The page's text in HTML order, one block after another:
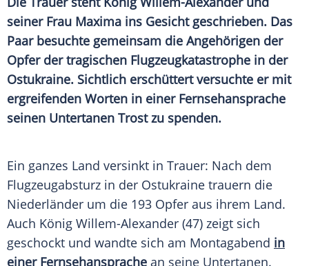
seiner Frau Maxima ins Gesicht geschrieben. Das
Paar besuchte gemeinsam die Angehörigen der
Opfer der tragischen Flugzeugkatastrophe in der
Ostukraine. Sichtlich erschüttert versuchte er mit
ergreifenden Worten in einer Fernsehansprache
seinen Untertanen Trost zu spenden.
Ein ganzes Land versinkt in Trauer: Nach dem
Flugzeugabsturz in der Ostukraine trauern die
Niederländer um die 193 Opfer aus ihrem Land.
Auch König Willem-Alexander (47) zeigt sich
geschockt und wandte sich am Montagabend in
einer Fernsehansprache an seine Untertanen.